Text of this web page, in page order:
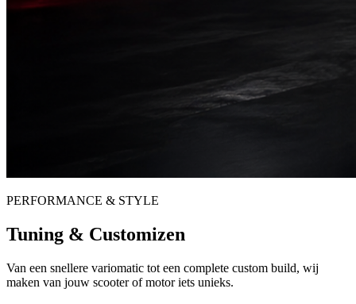
PERFORMANCE & STYLE
Tuning & Customizen
Van een snellere variomatic tot een complete custom build, wij
maken van jouw scooter of motor iets unieks.